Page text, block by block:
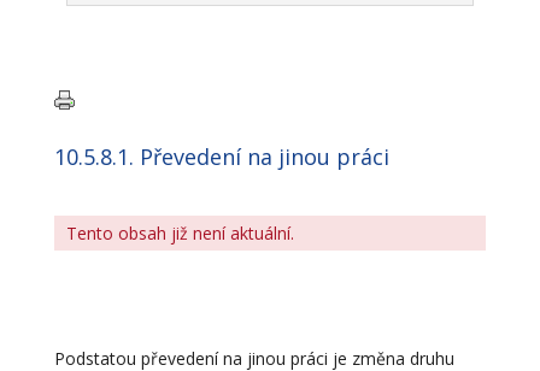
10.5.8.1. Převedení na jinou práci
Tento obsah již není aktuální.
Podstatou převedení na jinou práci je změna druhu